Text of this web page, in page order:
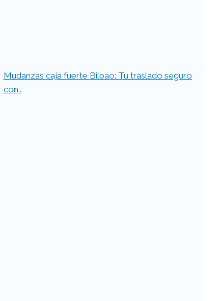
Mudanzas caja fuerte Bilbao: Tu traslado seguro
con..